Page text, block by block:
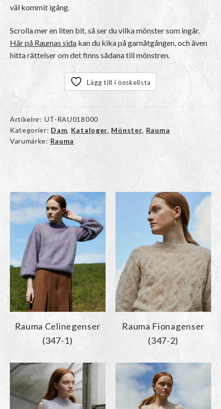
väl kommit igång.
Scrolla mer en liten bit, så ser du vilka mönster som ingår.
Här på Raumas sidakan du kika på garnåtgången, och även
hitta rättelser om det finns sådana till mönstren.
Lägg till i önskelista
Artikelnr: UT-RAU018000
Kategorier: Dam, Kataloger, Mönster, Rauma
Varumärke: Rauma
Rauma Celinegenser
(347-1)
Rauma Fionagenser
(347-2)